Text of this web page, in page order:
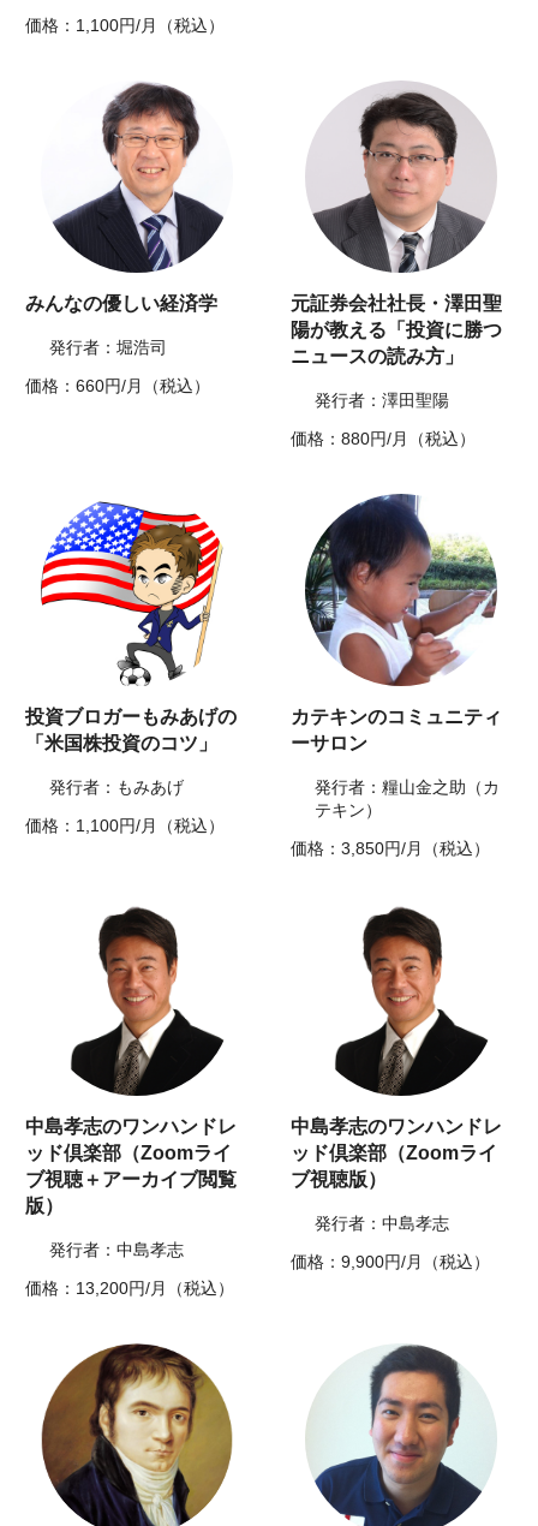
価格：1,100円/月（税込）
みんなの優しい経済学
発行者：堀浩司
価格：660円/月（税込）
元証券会社社長・澤田聖
陽が教える「投資に勝つ
ニュースの読み方」
発行者：澤田聖陽
価格：880円/月（税込）
投資ブロガーもみあげの
「米国株投資のコツ」
発行者：もみあげ
価格：1,100円/月（税込）
カテキンのコミュニティ
ーサロン
発行者：糧山金之助（カ
テキン）
価格：3,850円/月（税込）
中島孝志のワンハンドレ
ッド倶楽部（Zoomライ
ブ視聴＋アーカイブ閲覧
版）
発行者：中島孝志
価格：13,200円/月（税込）
中島孝志のワンハンドレ
ッド倶楽部（Zoomライ
ブ視聴版）
発行者：中島孝志
価格：9,900円/月（税込）